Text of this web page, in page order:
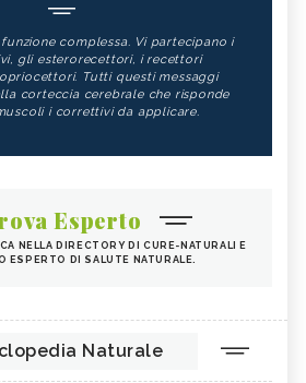
complessa. Vi partecipano i
gli esterorecettori, i recettori
Tutti questi messaggi
corteccia cerebrale che risponde
i correttivi da applicare.
Esperto
NELLA DIRECTORY DI CURE-NATURALI E
ESPERTO DI SALUTE NATURALE.
Naturale